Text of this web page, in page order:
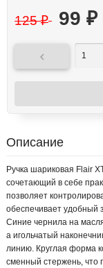
125₽ 99 ₽

Описание
Ручка шариковая Flair
сочетающий в себе
позволяет
обеспечивает удобный
Синие чернила на
а игольчатый
линию. Круглая форма
сменный стержень, что